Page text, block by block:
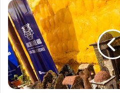
M
u
n
i
c
i
p
a
l